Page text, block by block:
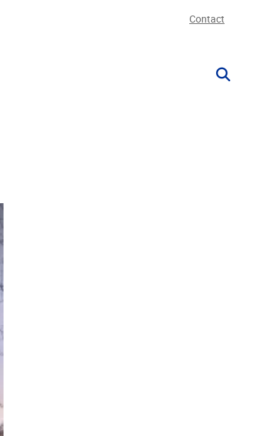
Contact